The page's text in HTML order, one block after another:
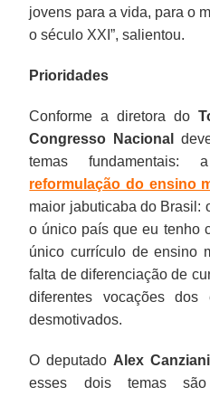
jovens para a vida, para o
o século XXI”, salientou.
Prioridades
Conforme a diretora do
Congresso Nacional
temas
reformulação do ensino
maior jabuticaba do Brasil:
o único país que eu tenho
único currículo de ensino
falta de diferenciação de
diferentes vocações dos
desmotivados.
O deputado Alex Canziani
esses dois temas